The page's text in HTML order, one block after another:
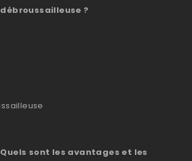
débroussailleuse ?
Quels sont les avantages et les